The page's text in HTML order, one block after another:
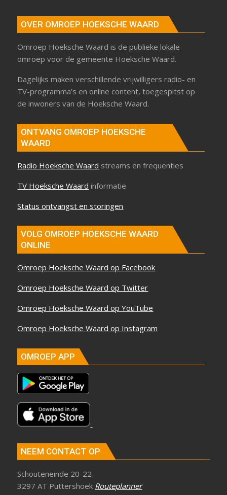
OVER OMROEP HOEKSCHE WAARD
Omroep Hoeksche Waard is de publieke lokale
omroep voor de gemeente Hoeksche Waard.
Dagelijks maken verschillende vrijwilligers radio- en
TV-programma’s en online content, toegespitst op
de inwoners van de Hoeksche Waard.
ONTVANG OMROEP HOEKSCHE
WAARD
Radio Hoeksche Waard streams en frequenties
TV Hoeksche Waard informatie
Status ontvangst en storingen
VOLG OMROEP HOEKSCHE WAARD
ONLINE
Omroep Hoeksche Waard op Facebook
Omroep Hoeksche Waard op Twitter
Omroep Hoeksche Waard op YouTube
Omroep Hoeksche Waard op Instagram
OMROEP APP
NEEM CONTACT OP
Schouteneinde 20-22
3297 AT Puttershoek Routeplanner